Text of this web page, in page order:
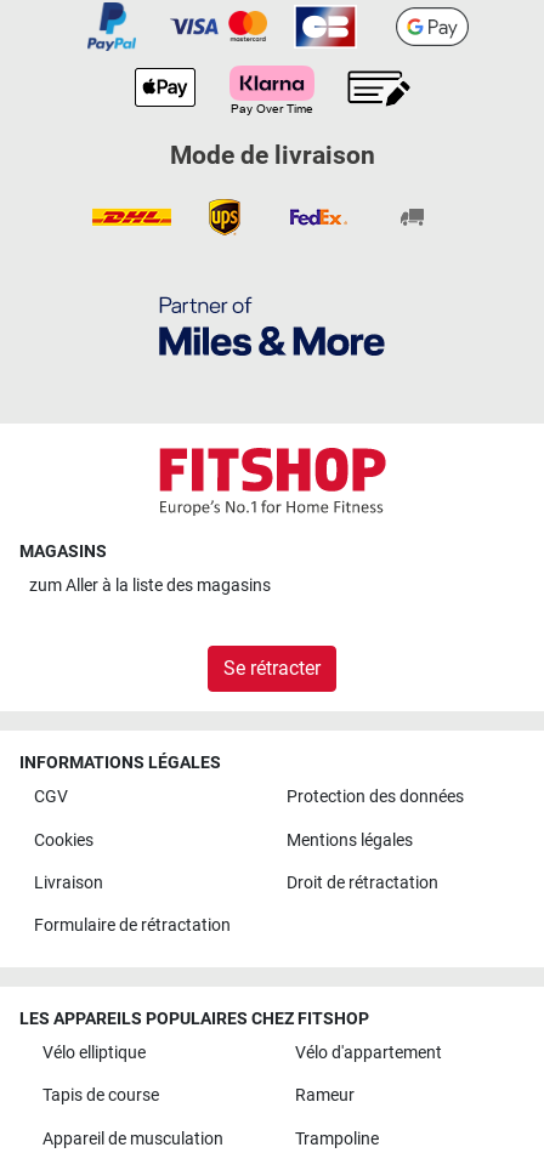
Mode de livraison
MAGASINS
zumAller à la liste des magasins
Se rétracter
INFORMATIONS LÉGALES
CGV
Protection des données
Cookies Mentions légales
Livraison Droit de rétractation
Formulaire de rétractation
LES APPAREILS POPULAIRES CHEZ FITSHOP
Vélo elliptique
Vélo d'appartement
Tapis de course Rameur
Appareil de musculation Trampoline